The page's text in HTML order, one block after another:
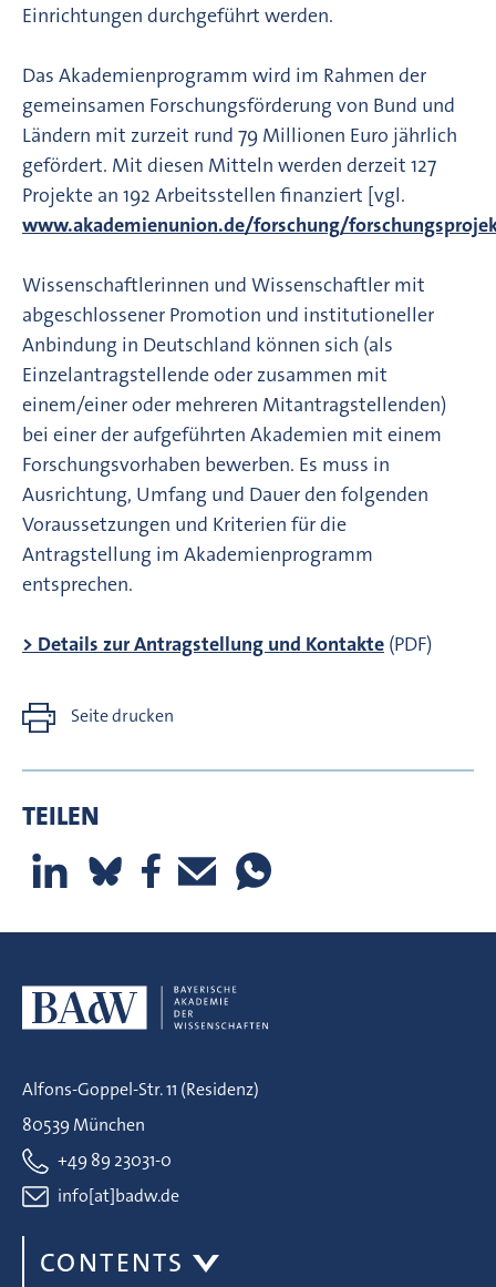
Einrichtungen durchgeführt werden.
Das Akademienprogramm wird im Rahmen der
gemeinsamen Forschungsförderung von Bund und
Ländern mit zurzeit rund 79 Millionen Euro jährlich
gefördert. Mit diesen Mitteln werden derzeit 127
Projekte an 192 Arbeitsstellen finanziert [vgl.
www.akademienunion.de/forschung/
Wissenschaftlerinnen und Wissenschaftler mit
abgeschlossener Promotion und institutioneller
Anbindung in Deutschland können sich (als
Einzelantragstellende oder zusammen mit
einem/einer oder mehreren Mitantragstellenden)
bei einer der aufgeführten Akademien mit einem
Forschungsvorhaben bewerben. Es muss in
Ausrichtung, Umfang und Dauer den folgenden
Voraussetzungen und Kriterien für die
Antragstellung im Akademienprogramm
entsprechen.
> Details zur Antragstellung und Kontakte (PDF)
Seite drucken
TEILEN
Alfons-Goppel-Str. 11 (Residenz)
80539 München
+49 89 23031-0
info[at]badw.de
CONTENTS